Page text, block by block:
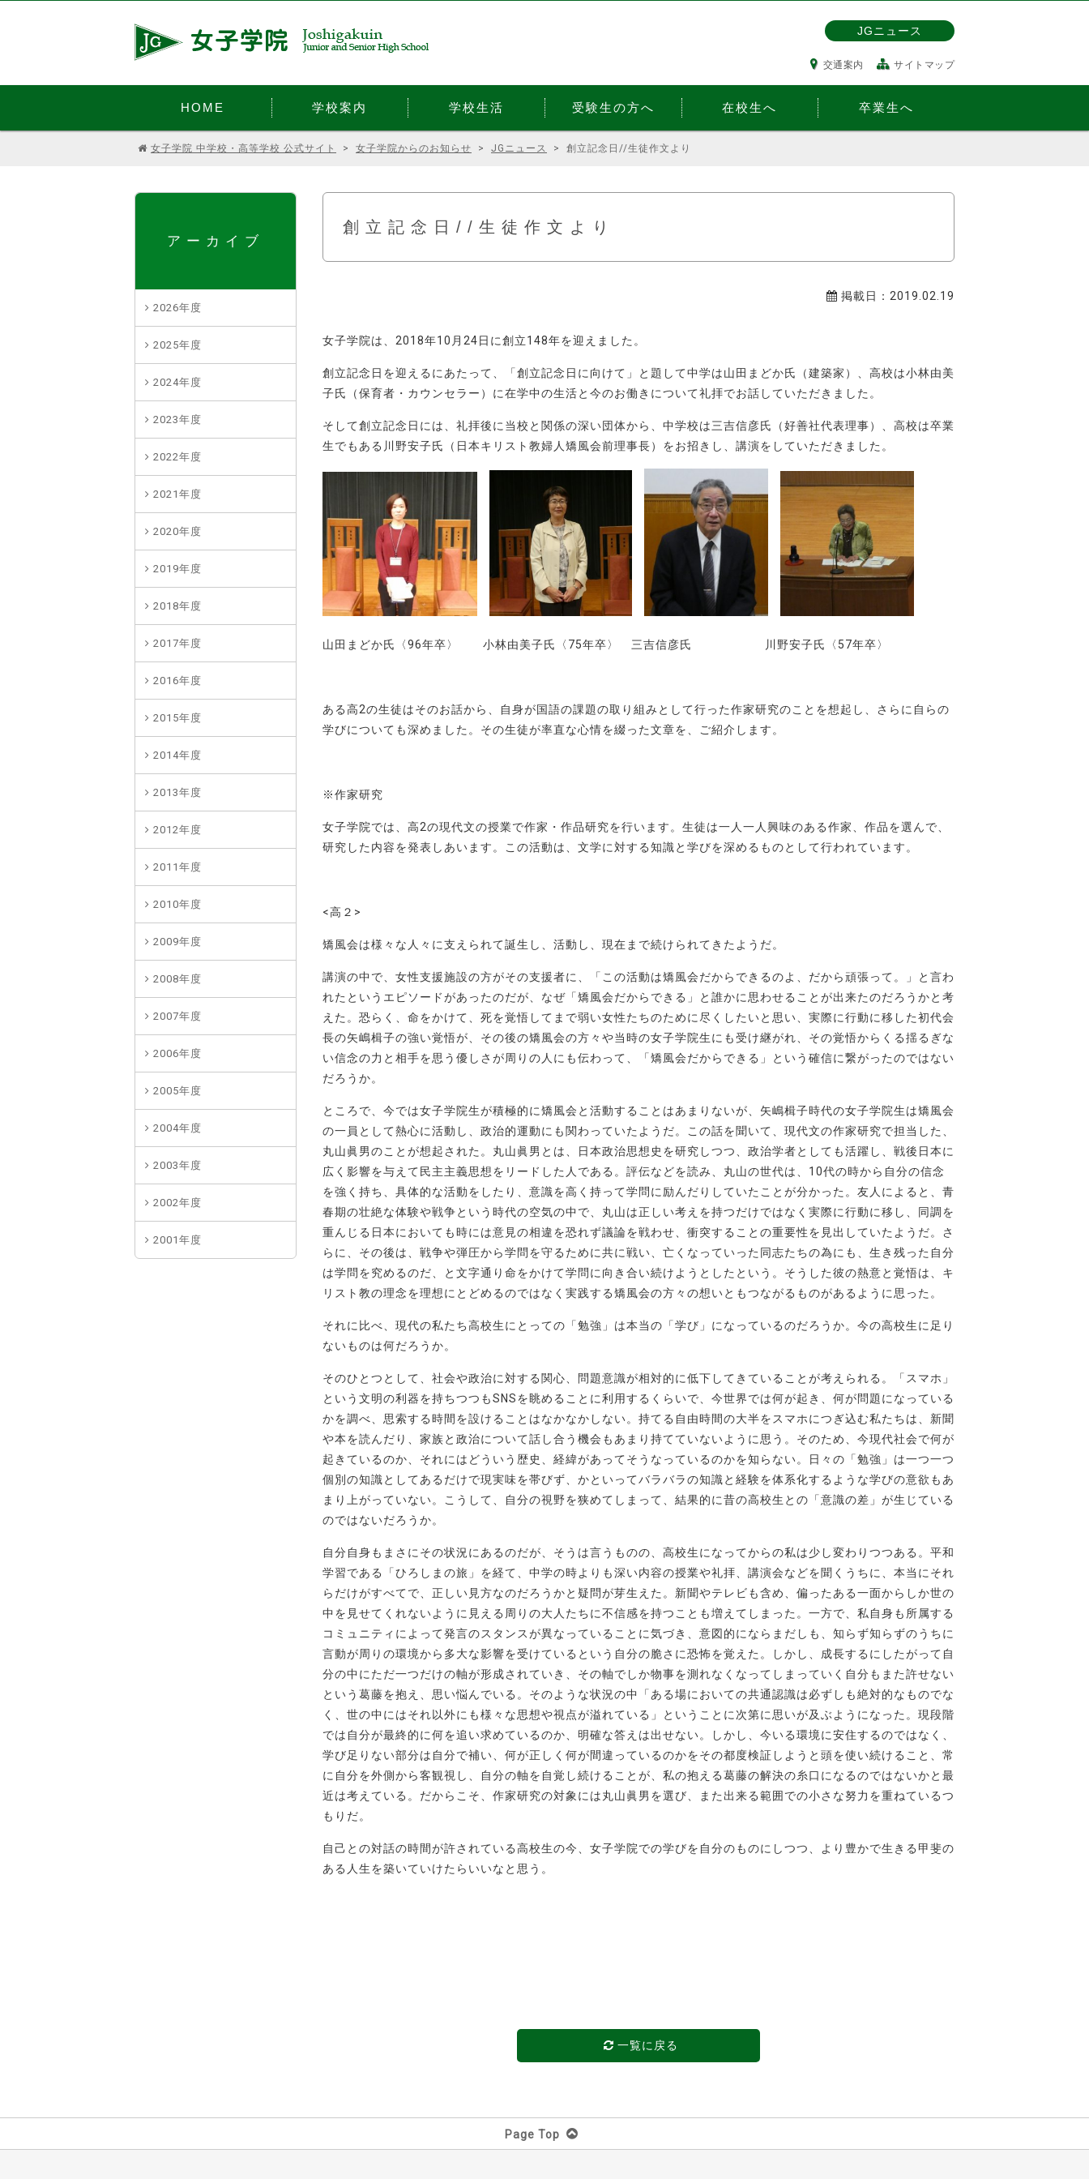
JGニュース
交通案内 サイトマップ
HOME 学校案内 学校生活 受験生の方へ 在校生へ 卒業生へ
女子学院 中学校・高等学校 公式サイト > 女子学院からのお知らせ > JGニュース > 創立記念日//生徒作文より
創立記念日//生徒作文より
掲載日：2019.02.19
女子学院は、2018年10月24日に創立148年を迎えました。
創立記念日を迎えるにあたって、「創立記念日に向けて」と題して中学は山田まどか氏（建築家）、高校は小林由美
子氏（保育者・カウンセラー）に在学中の生活と今のお働きについて礼拝でお話していただきました。
そして創立記念日には、礼拝後に当校と関係の深い団体から、中学校は三吉信彦氏（好善社代表理事）、高校は卒業
生でもある川野安子氏（日本キリスト教婦人矯風会前理事長）をお招きし、講演をしていただきました。
山田まどか氏〈96年卒〉 小林由美子氏〈75年卒〉 三吉信彦氏 川野安子氏〈57年卒〉
ある高2の生徒はそのお話から、自身が国語の課題の取り組みとして行った作家研究のことを想起し、さらに自らの
学びについても深めました。その生徒が率直な心情を綴った文章を、ご紹介します。
※作家研究
女子学院では、高2の現代文の授業で作家・作品研究を行います。生徒は一人一人興味のある作家、作品を選んで、
研究した内容を発表しあいます。この活動は、文学に対する知識と学びを深めるものとして行われています。
<高２>
矯風会は様々な人々に支えられて誕生し、活動し、現在まで続けられてきたようだ。
講演の中で、女性支援施設の方がその支援者に、「この活動は矯風会だからできるのよ、だから頑張って。」と言わ
れたというエピソードがあったのだが、なぜ「矯風会だからできる」と誰かに思わせることが出来たのだろうかと考
えた。恐らく、命をかけて、死を覚悟してまで弱い女性たちのために尽くしたいと思い、実際に行動に移した初代会
長の矢嶋楫子の強い覚悟が、その後の矯風会の方々や当時の女子学院生にも受け継がれ、その覚悟からくる揺るぎな
い信念の力と相手を思う優しさが周りの人にも伝わって、「矯風会だからできる」という確信に繋がったのではない
だろうか。
ところで、今では女子学院生が積極的に矯風会と活動することはあまりないが、矢嶋楫子時代の女子学院生は矯風会
の一員として熱心に活動し、政治的運動にも関わっていたようだ。この話を聞いて、現代文の作家研究で担当した、
丸山眞男のことが想起された。丸山眞男とは、日本政治思想史を研究しつつ、政治学者としても活躍し、戦後日本に
広く影響を与えて民主主義思想をリードした人である。評伝などを読み、丸山の世代は、10代の時から自分の信念
を強く持ち、具体的な活動をしたり、意識を高く持って学問に励んだりしていたことが分かった。友人によると、青
春期の壮絶な体験や戦争という時代の空気の中で、丸山は正しい考えを持つだけではなく実際に行動に移し、同調を
重んじる日本においても時には意見の相違を恐れず議論を戦わせ、衝突することの重要性を見出していたようだ。さ
らに、その後は、戦争や弾圧から学問を守るために共に戦い、亡くなっていった同志たちの為にも、生き残った自分
は学問を究めるのだ、と文字通り命をかけて学問に向き合い続けようとしたという。そうした彼の熱意と覚悟は、キ
リスト教の理念を理想にとどめるのではなく実践する矯風会の方々の想いともつながるものがあるように思った。
それに比べ、現代の私たち高校生にとっての「勉強」は本当の「学び」になっているのだろうか。今の高校生に足り
ないものは何だろうか。
そのひとつとして、社会や政治に対する関心、問題意識が相対的に低下してきていることが考えられる。「スマホ」
という文明の利器を持ちつつもSNSを眺めることに利用するくらいで、今世界では何が起き、何が問題になっている
かを調べ、思索する時間を設けることはなかなかしない。持てる自由時間の大半をスマホにつぎ込む私たちは、新聞
や本を読んだり、家族と政治について話し合う機会もあまり持てていないように思う。そのため、今現代社会で何が
起きているのか、それにはどういう歴史、経緯があってそうなっているのかを知らない。日々の「勉強」は一つ一つ
個別の知識としてあるだけで現実味を帯びず、かといってバラバラの知識と経験を体系化するような学びの意欲もあ
まり上がっていない。こうして、自分の視野を狭めてしまって、結果的に昔の高校生との「意識の差」が生じている
のではないだろうか。
自分自身もまさにその状況にあるのだが、そうは言うものの、高校生になってからの私は少し変わりつつある。平和
学習である「ひろしまの旅」を経て、中学の時よりも深い内容の授業や礼拝、講演会などを聞くうちに、本当にそれ
らだけがすべてで、正しい見方なのだろうかと疑問が芽生えた。新聞やテレビも含め、偏ったある一面からしか世の
中を見せてくれないように見える周りの大人たちに不信感を持つことも増えてしまった。一方で、私自身も所属する
コミュニティによって発言のスタンスが異なっていることに気づき、意図的にならまだしも、知らず知らずのうちに
言動が周りの環境から多大な影響を受けているという自分の脆さに恐怖を覚えた。しかし、成長するにしたがって自
分の中にただ一つだけの軸が形成されていき、その軸でしか物事を測れなくなってしまっていく自分もまた許せない
という葛藤を抱え、思い悩んでいる。そのような状況の中「ある場においての共通認識は必ずしも絶対的なものでな
く、世の中にはそれ以外にも様々な思想や視点が溢れている」ということに次第に思いが及ぶようになった。現段階
では自分が最終的に何を追い求めているのか、明確な答えは出せない。しかし、今いる環境に安住するのではなく、
学び足りない部分は自分で補い、何が正しく何が間違っているのかをその都度検証しようと頭を使い続けること、常
に自分を外側から客観視し、自分の軸を自覚し続けることが、私の抱える葛藤の解決の糸口になるのではないかと最
近は考えている。だからこそ、作家研究の対象には丸山眞男を選び、また出来る範囲での小さな努力を重ねているつ
もりだ。
自己との対話の時間が許されている高校生の今、女子学院での学びを自分のものにしつつ、より豊かで生きる甲斐の
ある人生を築いていけたらいいなと思う。
一覧に戻る
アーカイブ
2026年度
2025年度
2024年度
2023年度
2022年度
2021年度
2020年度
2019年度
2018年度
2017年度
2016年度
2015年度
2014年度
2013年度
2012年度
2011年度
2010年度
2009年度
2008年度
2007年度
2006年度
2005年度
2004年度
2003年度
2002年度
2001年度
Page Top